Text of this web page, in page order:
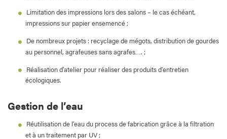
Limitation des impressions lors des salons – le cas échéant,
impressions sur papier ensemencé ;
De nombreux projets : recyclage de mégots, distribution de gourdes
au personnel, agrafeuses sans agrafes…. ;
Réalisation d’atelier pour réaliser des produits d’entretien
écologiques.
Gestion de l’eau
Réutilisation de l’eau du process de fabrication grâce à la filtration
et à un traitement par UV ;